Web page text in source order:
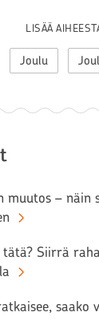
LISÄÄ
Joulu
muutos – näin
Siirrä
saako